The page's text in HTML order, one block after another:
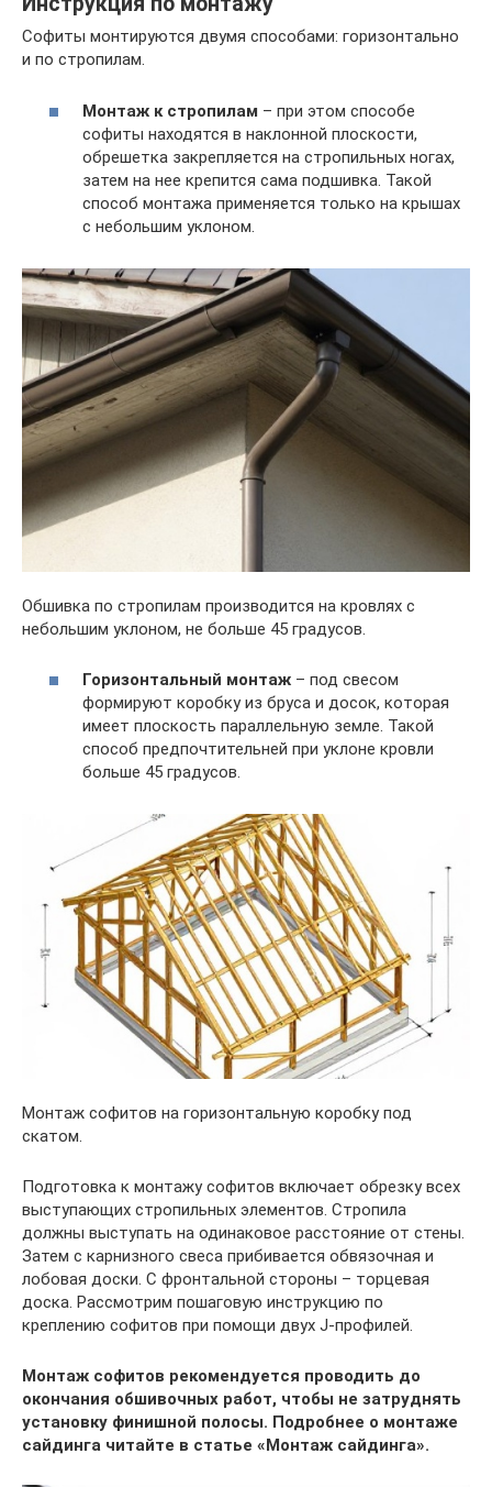
Софиты монтируются двумя способами: горизонтально
и по стропилам.
Монтаж к стропилам – при этом способе
софиты находятся в наклонной плоскости,
обрешетка закрепляется на стропильных ногах,
затем на нее крепится сама подшивка. Такой
способ монтажа применяется только на крышах
с небольшим уклоном.
Обшивка по стропилам производится на кровлях с
небольшим уклоном, не больше 45 градусов.
Горизонтальный монтаж – под свесом
формируют коробку из бруса и досок, которая
имеет плоскость параллельную земле. Такой
способ предпочтительней при уклоне кровли
больше 45 градусов.
Монтаж софитов на горизонтальную коробку под
скатом.
Подготовка к монтажу софитов включает обрезку всех
выступающих стропильных элементов. Стропила
должны выступать на одинаковое расстояние от стены.
Затем с карнизного свеса прибивается обвязочная и
лобовая доски. С фронтальной стороны – торцевая
доска. Рассмотрим пошаговую инструкцию по
креплению софитов при помощи двух J-профилей.
Монтаж софитов рекомендуется проводить до
окончания обшивочных работ, чтобы не затруднять
установку финишной полосы. Подробнее о монтаже
сайдинга читайте в статье «Монтаж сайдинга».